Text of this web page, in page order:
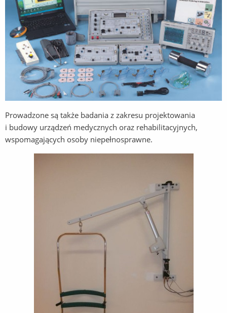
Prowadzone są także badania z zakresu projektowania
i budowy urządzeń medycznych oraz rehabilitacyjnych,
wspomagających osoby niepełnosprawne.